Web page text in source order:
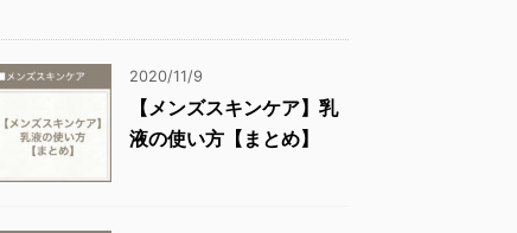
2020/11/9
【メンズスキンケア】乳
液の使い方【まとめ】